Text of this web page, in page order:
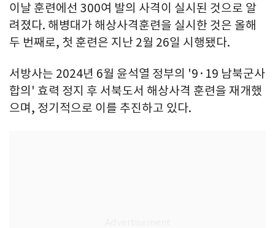
이날 훈련에선 300여 발의 사격이 실시된 것으로 알
려졌다. 해병대가 해상사격훈련을 실시한 것은 올해
두 번째로, 첫 훈련은 지난 2월 26일 시행됐다.
서방사는 2024년 6월 윤석열 정부의 '9·19 남북군사
합의' 효력 정지 후 서북도서 해상사격 훈련을 재개했
으며, 정기적으로 이를 추진하고 있다.